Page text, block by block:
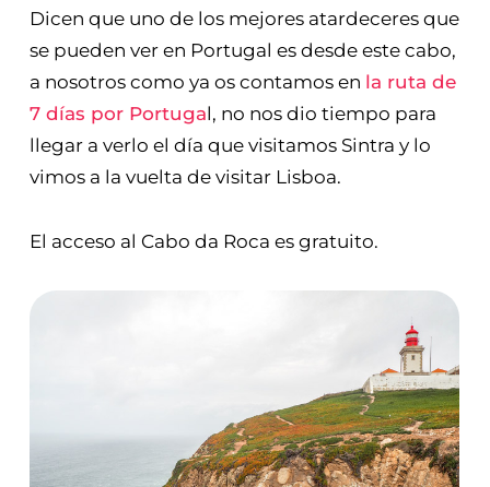
Dicen que uno de los mejores atardeceres que
se pueden ver en Portugal es desde este cabo,
a nosotros como ya os contamos en la ruta de
7 días por Portugal, no nos dio tiempo para
llegar a verlo el día que visitamos Sintra y lo
vimos a la vuelta de visitar Lisboa.
El acceso al Cabo da Roca es gratuito.